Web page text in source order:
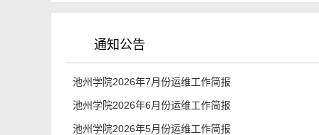
通知公告
​池州学院2026年7月份运维工作简报
池州学院2026年6月份运维工作简报
池州学院2026年5月份运维工作简报